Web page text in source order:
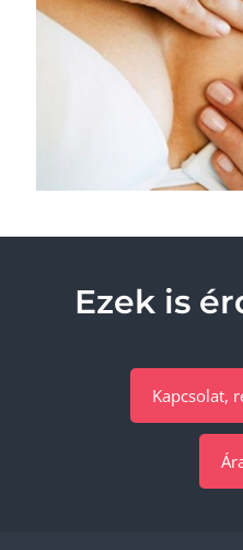
Ezek is
Kapcsolat,